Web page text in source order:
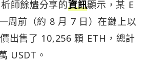
師餘燼分享的資訊顯示，某 E
周前（約 8 月 7 日）在鏈上以
出售了 10,256 顆 ETH，總計
USDT。